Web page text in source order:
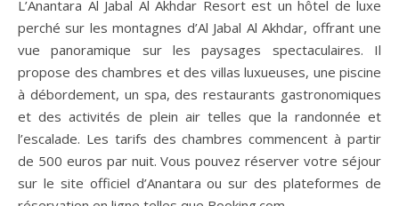
L’Anantara Al Jabal Al Akhdar Resort est un hôtel de luxe
perché sur les montagnes d’Al Jabal Al Akhdar, offrant une
vue panoramique sur les paysages spectaculaires. Il
propose des chambres et des villas luxueuses, une piscine
à débordement, un spa, des restaurants gastronomiques
et des activités de plein air telles que la randonnée et
l’escalade. Les tarifs des chambres commencent à partir
de 500 euros par nuit. Vous pouvez réserver votre séjour
sur le site officiel d’Anantara ou sur des plateformes de